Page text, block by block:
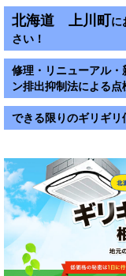
北海道 上川町に
さい！
修理・リニューアル
ン排出抑制法による点
できる限りのギリギリ